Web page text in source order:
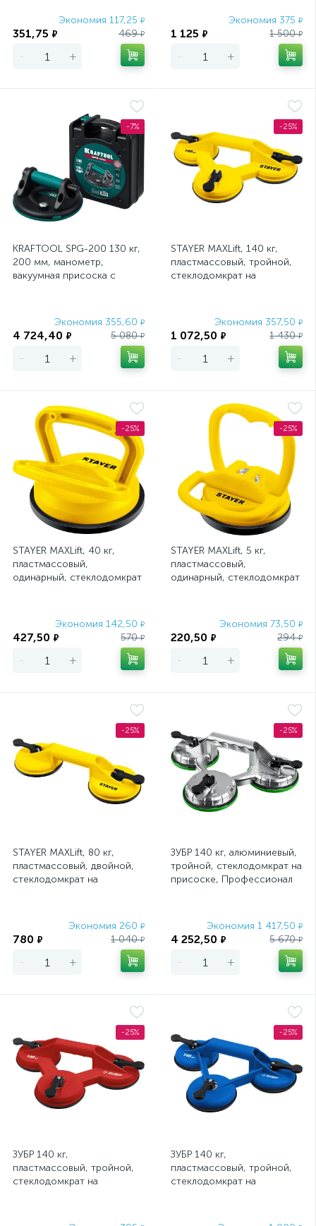
Экономия 117,25 ₽
351,75 ₽ 469₽
- +
Экономия 375 ₽
1 125 ₽ 1 500₽
- +
-7%
KRAFTOOL SPG-200 130 кг,
200 мм, манометр,
вакуумная присоска с
Экономия 355,60 ₽
4 724,40 ₽ 5 080₽
- +
-25%
STAYER MAXLift, 140 кг,
пластмассовый, тройной,
стеклодомкрат на
Экономия 357,50 ₽
1 072,50 ₽ 1 430₽
- +
-25%
STAYER MAXLift, 40 кг,
пластмассовый,
одинарный, стеклодомкрат
Экономия 142,50 ₽
427,50 ₽ 570₽
- +
-25%
STAYER MAXLift, 5 кг,
пластмассовый,
одинарный, стеклодомкрат
Экономия 73,50 ₽
220,50 ₽ 294₽
- +
-25%
STAYER MAXLift, 80 кг,
пластмассовый, двойной,
стеклодомкрат на
Экономия 260 ₽
780 ₽ 1 040₽
- +
-25%
ЗУБР 140 кг, алюминиевый,
тройной, стеклодомкрат на
присоске, Профессионал
Экономия 1 417,50 ₽
4 252,50 ₽ 5 670₽
- +
-25%
ЗУБР 140 кг,
пластмассовый, тройной,
стеклодомкрат на
-25%
ЗУБР 140 кг,
пластмассовый, тройной,
стеклодомкрат на